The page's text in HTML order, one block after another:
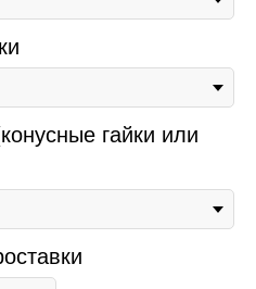
гайки или